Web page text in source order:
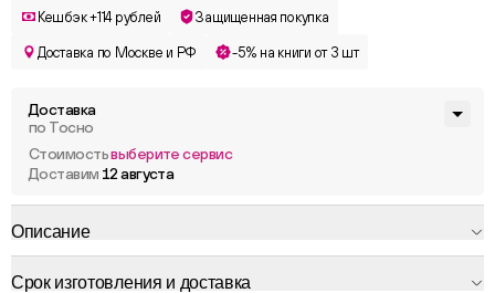
Кешбэк +114 рублей Защищенная покупка
Доставка по Москве и РФ -5% на книги от 3 шт
Доставка
по Тосно
Стоимостьвыберите сервис
Доставим 12 августа
Описание
Срок изготовления и доставка